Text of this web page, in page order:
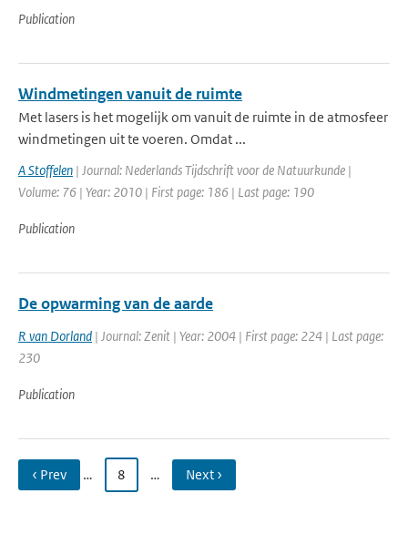
Publication
Windmetingen vanuit de ruimte
Met lasers is het mogelijk om vanuit de ruimte in de atmosfeer
windmetingen uit te voeren. Omdat ...
A Stoffelen | Journal: Nederlands Tijdschrift voor de Natuurkunde |
Volume: 76 | Year: 2010 | First page: 186 | Last page: 190
Publication
De opwarming van de aarde
R van Dorland | Journal: Zenit | Year: 2004 | First page: 224 | Last page:
230
Publication
‹ Prev … 8 … Next ›